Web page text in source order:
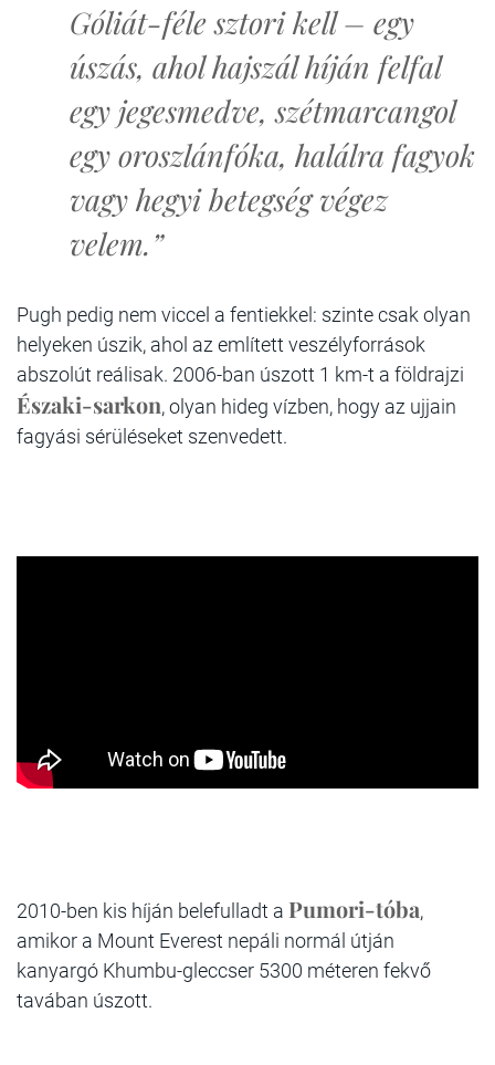
Góliát-féle sztori kell – egy
úszás, ahol hajszál híján felfal
egy jegesmedve, szétmarcangol
egy oroszlánfóka, halálra fagyok
vagy hegyi betegség végez
velem.”
Pugh pedig nem viccel a fentiekkel: szinte csak olyan
helyeken úszik, ahol az említett veszélyforrások
abszolút reálisak. 2006-ban úszott 1 km-t a földrajzi
Északi-sarkon, olyan hideg vízben, hogy az ujjain
fagyási sérüléseket szenvedett.
2010-ben kis híján belefulladt a Pumori-tóba,
amikor a Mount Everest nepáli normál útján
kanyargó Khumbu-gleccser 5300 méteren fekvő
tavában úszott.